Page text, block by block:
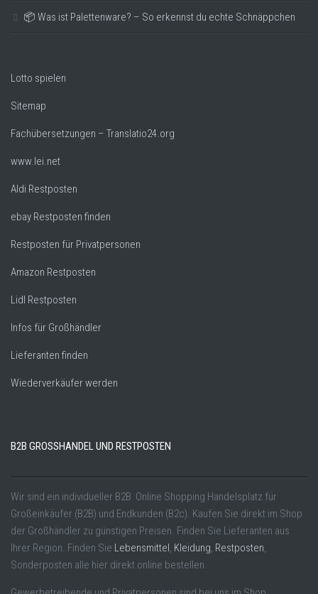
📦 Was ist Palettenware? – So erkennst du echte Schnäppchen
Lotto spielen
Sitemap
Fachübersetzungen – Translatio24.org
www.lei.net
Aldi Restposten
ebay Restposten finden
Restposten für Privatpersonen
Amazon Restposten
Lidl Restposten
Infos für Großhändler
Lieferanten finden
Wiederverkäufer werden
B2B GROSSHANDEL UND RESTPOSTEN
Wir sind ein individueller B2B Online Shopping Handelsplatz für
Großeinkäufer (B2B) und Endkunden (B2c). Kaufen Sie direkt im Shop
der Großhändler zu günstigen Preisen. Finden Sie Lieferanten aus
Ihrer Region. Finden Sie Lebensmittel, Kleidung, Restposten,
Sonderposten alle hier direkt online bestellen.